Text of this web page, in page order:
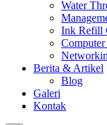
Water
Ink Refill
Berita & Artikel
Blog
Galeri
Kontak